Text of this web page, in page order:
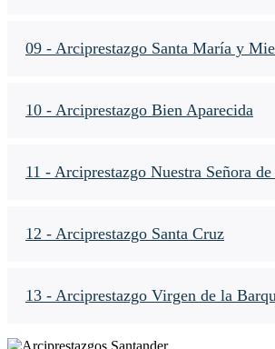
09 - Arciprestazgo Santa María y
10 - Arciprestazgo Bien Aparecida
11 - Arciprestazgo Nuestra Señora
12 - Arciprestazgo Santa Cruz
13 - Arciprestazgo Virgen de la